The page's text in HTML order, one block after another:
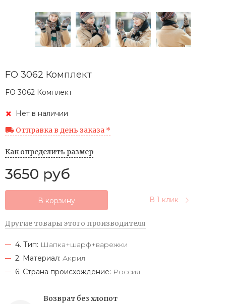
FO 3062 Комплект
FO 3062 Комплект
Нет в наличии
Отправка в день заказа *
Как определить размер
3650 руб
В корзину В 1 клик
Другие товары этого производителя
4. Тип: Шапка+шарф+варежки
2. Материал: Акрил
6. Страна происхождение: Россия
Возврат без хлопот